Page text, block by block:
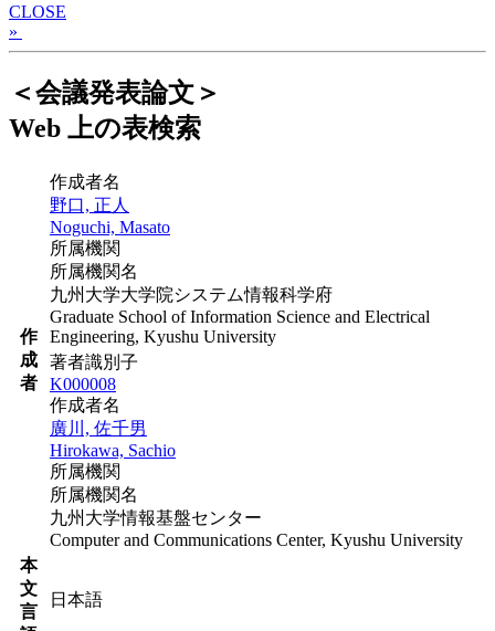
CLOSE
»
＜会議発表論文＞
Web 上の表検索
作
成
者
作成者名
野口, 正人
Noguchi, Masato
所属機関
所属機関名
九州大学大学院システム情報科学府
Graduate School of Information Science and Electrical
Engineering, Kyushu University
著者識別子
K000008
作成者名
廣川, 佐千男
Hirokawa, Sachio
所属機関
所属機関名
九州大学情報基盤センター
Computer and Communications Center, Kyushu University
本
文
言
日本語